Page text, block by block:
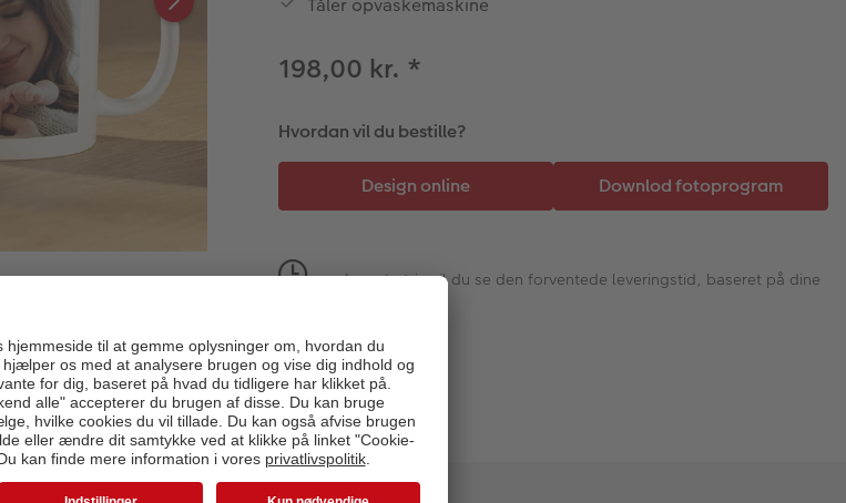
198,00 kr. *
Hvordan vil du bestille?
I næste trin vil du se den forventede leveringstid, baseret på dine